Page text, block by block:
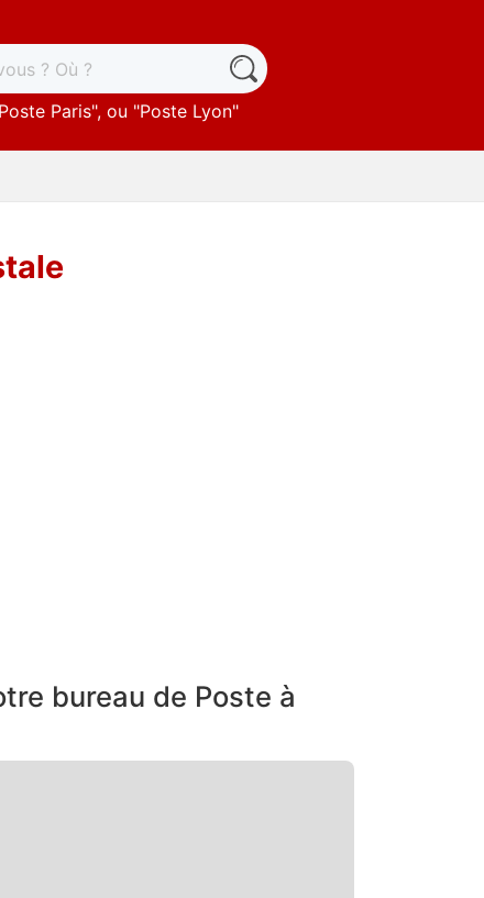
Poste Paris", ou "Poste Lyon"
bureau de Poste à